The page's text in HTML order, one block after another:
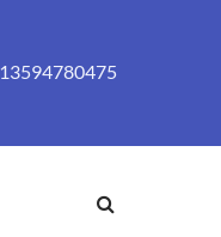
13594780475